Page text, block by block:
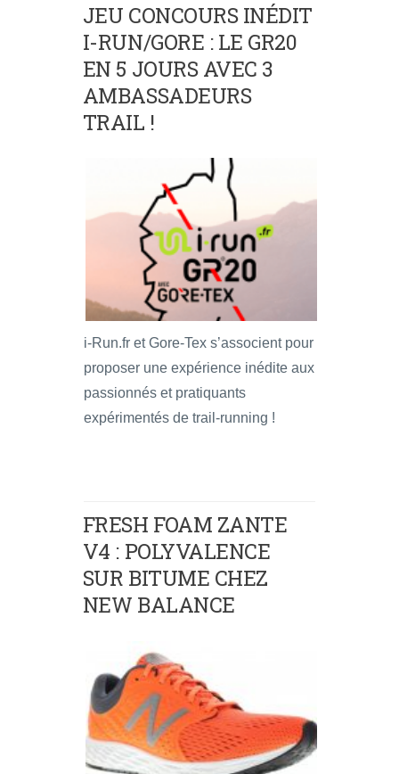
JEU CONCOURS INÉDIT
I-RUN/GORE : LE GR20
EN 5 JOURS AVEC 3
AMBASSADEURS
TRAIL !
i-Run.fr et Gore-Tex s’associent pour
proposer une expérience inédite aux
passionnés et pratiquants
expérimentés de trail-running !
FRESH FOAM ZANTE
V4 : POLYVALENCE
SUR BITUME CHEZ
NEW BALANCE